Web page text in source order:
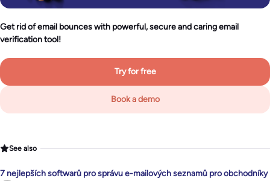
Get rid of email bounces with powerful, secure and caring email
verification tool!
Try for free
Book a demo
See also
7 nejlepších softwarů pro správu e-mailových seznamů pro obchodníky